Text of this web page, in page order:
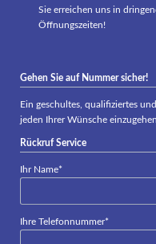
Sie erreichen uns in
Öffnungszeiten!
Gehen Sie auf Nummer sicher!
Ein geschultes, qualifiziertes
jeden Ihrer Wünsche
Rückruf Service
Pflichtfeld
Ihr Name*
Pflichtfeld
Ihre Telefonnummer*